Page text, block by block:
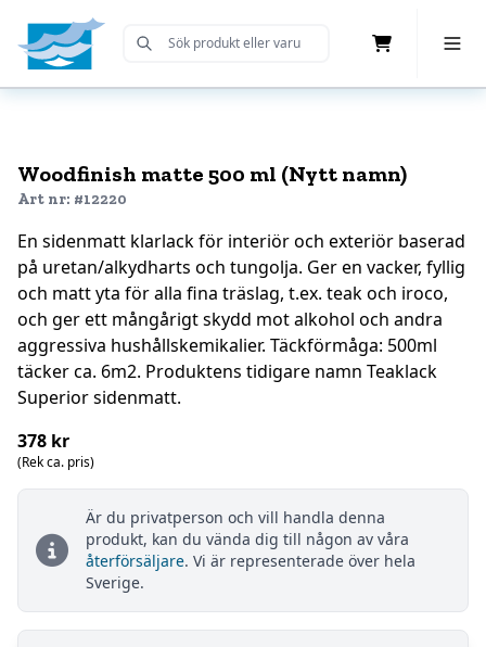
Home Submit Search
Woodfinish matte 500 ml (Nytt namn)
Art nr: #12220
En sidenmatt klarlack för interiör och exteriör baserad
på uretan/alkydharts och tungolja. Ger en vacker, fyllig
och matt yta för alla fina träslag, t.ex. teak och iroco,
och ger ett mångårigt skydd mot alkohol och andra
aggressiva hushållskemikalier. Täckförmåga: 500ml
täcker ca. 6m2. Produktens tidigare namn Teaklack
Superior sidenmatt.
378 kr
(Rek ca. pris)
Är du privatperson och vill handla denna
produkt, kan du vända dig till någon av våra
återförsäljare. Vi är representerade över hela
Sverige.